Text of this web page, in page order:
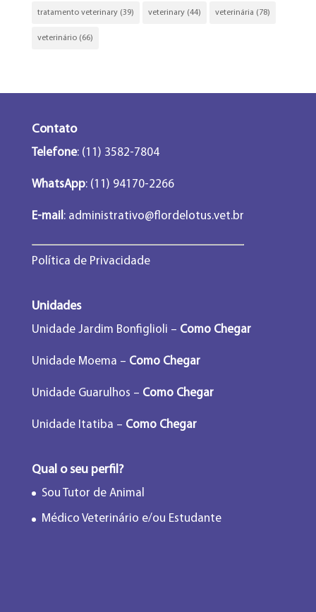
tratamento veterinary(39) veterinary(44) veterinária (78)
veterinário(66)
Contato
Telefone: (11) 3582-7804
WhatsApp: (11) 94170-2266
E-mail :administrativo@flordelotus.vet.br
Política de Privacidade
Unidades
Unidade Jardim Bonfiglioli – Como Chegar
Unidade Moema – Como Chegar
Unidade Guarulhos – Como Chegar
Unidade Itatiba – Como Chegar
Qual o seu perfil?
Sou Tutor de Animal
Médico Veterinário e/ou Estudante